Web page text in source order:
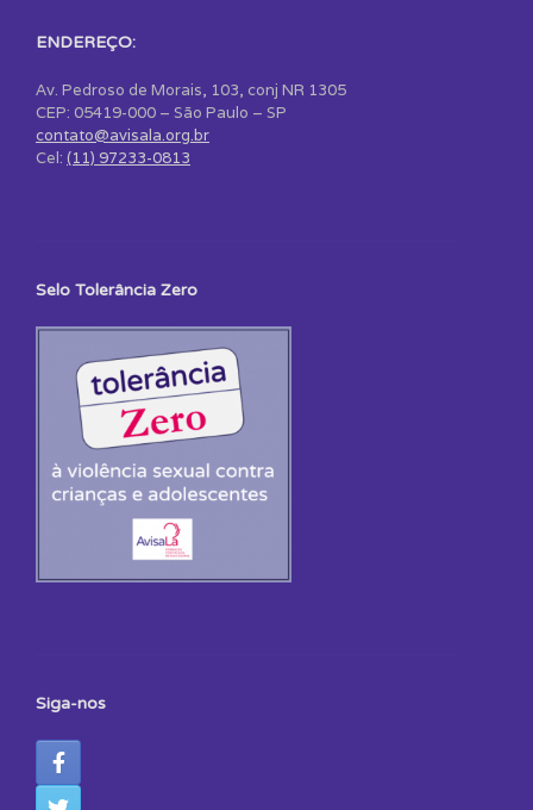
ENDEREÇO:
Av. Pedroso de Morais, 103, conj NR 1305
CEP: 05419-000 – São Paulo – SP
contato@avisala.org.br
Cel: (11) 97233-0813
Selo Tolerância Zero
Siga-nos